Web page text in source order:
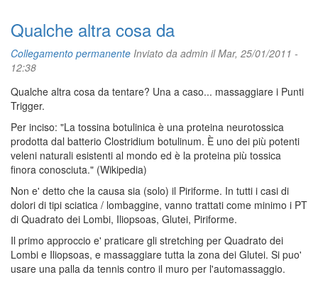
Qualche altra cosa da
Collegamento permanente Inviato da admin il Mar, 25/01/2011 -
12:38
Qualche altra cosa da tentare? Una a caso... massaggiare i Punti
Trigger.
Per inciso: "La tossina botulinica è una proteina neurotossica
prodotta dal batterio Clostridium botulinum. È uno dei più potenti
veleni naturali esistenti al mondo ed è la proteina più tossica
finora conosciuta." (Wikipedia)
Non e' detto che la causa sia (solo) il Piriforme. In tutti i casi di
dolori di tipi sciatica / lombaggine, vanno trattati come minimo i PT
di Quadrato dei Lombi, Iliopsoas, Glutei, Piriforme.
Il primo approccio e' praticare gli stretching per Quadrato dei
Lombi e Iliopsoas, e massaggiare tutta la zona dei Glutei. Si puo'
usare una palla da tennis contro il muro per l'automassaggio.